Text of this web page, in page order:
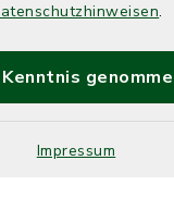
.
Impressum
Impressum
Sitemap